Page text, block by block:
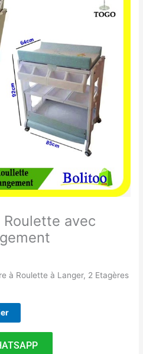
Roulette avec
à Roulette à Langer, 2 Etagères